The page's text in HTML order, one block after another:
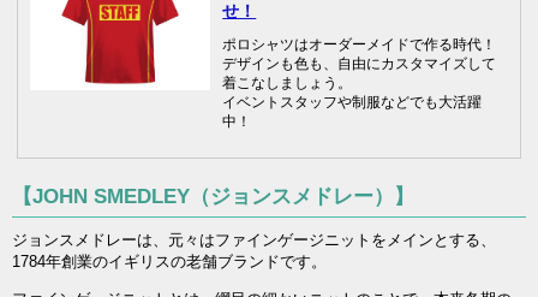
せ！
ポロシャツはオーダーメイドで作る時代！
デザインも色も、自由にカスタマイズして
着こなしましょう。
イベントスタッフや制服などでも大活躍
中！
【JOHN SMEDLEY（ジョンスメドレー）】
ジョンスメドレーは、元々はファインゲージニットをメインとする、
1784年創業のイギリスの老舗ブランドです。